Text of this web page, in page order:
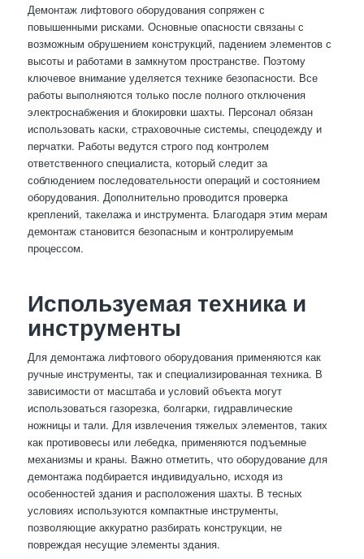
Демонтаж лифтового оборудования сопряжен с
повышенными рисками. Основные опасности связаны с
возможным обрушением конструкций, падением элементов с
высоты и работами в замкнутом пространстве. Поэтому
ключевое внимание уделяется технике безопасности. Все
работы выполняются только после полного отключения
электроснабжения и блокировки шахты. Персонал обязан
использовать каски, страховочные системы, спецодежду и
перчатки. Работы ведутся строго под контролем
ответственного специалиста, который следит за
соблюдением последовательности операций и состоянием
оборудования. Дополнительно проводится проверка
креплений, такелажа и инструмента. Благодаря этим мерам
демонтаж становится безопасным и контролируемым
процессом.
Используемая техника и
инструменты
Для демонтажа лифтового оборудования применяются как
ручные инструменты, так и специализированная техника. В
зависимости от масштаба и условий объекта могут
использоваться газорезка, болгарки, гидравлические
ножницы и тали. Для извлечения тяжелых элементов, таких
как противовесы или лебедка, применяются подъемные
механизмы и краны. Важно отметить, что оборудование для
демонтажа подбирается индивидуально, исходя из
особенностей здания и расположения шахты. В тесных
условиях используются компактные инструменты,
позволяющие аккуратно разбирать конструкции, не
повреждая несущие элементы здания.